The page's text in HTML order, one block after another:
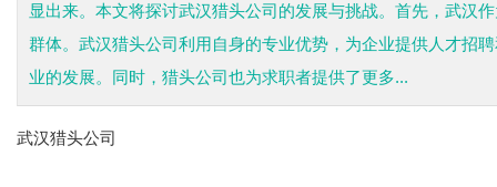
显出来。本文将探讨武汉猎头公司的发展与挑战。首先，武汉
群体。武汉猎头公司利用自身的专业优势，为企业提供人才招
业的发展。同时，猎头公司也为求职者提供了更多...
武汉猎头公司